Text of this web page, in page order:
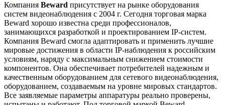
Компания Beward присутствует на рынке оборудования
систем видеонаблюдения с 2004 г. Сегодня торговая марка
Beward хорошо известна среди профессионалов,
занимающихся разработкой и проектированием IP-систем.
Компания Beward смогла адаптировать и применить лучшие
мировые достижения в области IP-наблюдения к российским
условиям, наряду с максимальным снижением стоимости
компонентов. Она обеспечивает потребителей надежным и
качественным оборудованием для сетевого видеонаблюдения,
оборудованием, создаваемым на уровне мировых стандартов.
Все заявляемые параметры аппаратуры реально проверены,